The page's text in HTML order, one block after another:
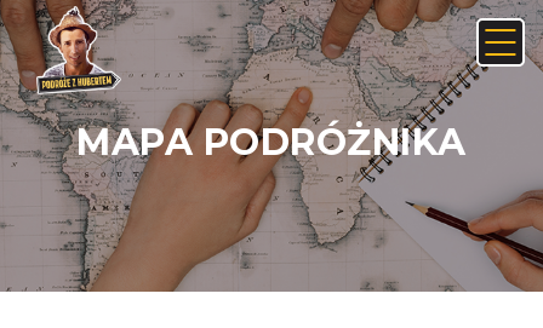
MAPA PODRÓŻNIKA
Anuluj Usuń
Nie, anuluj Tak, usuń
JAK ZNALEŹĆ LINK NA ANDROIDZIE: